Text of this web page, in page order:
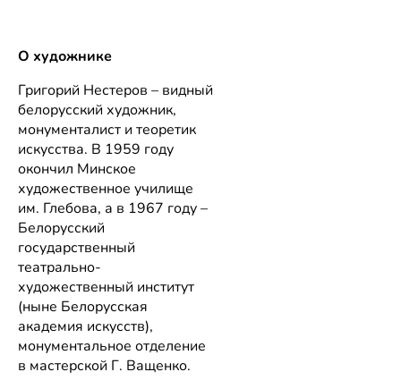
О художнике
Григорий Нестеров – видный
белорусский художник,
монументалист и теоретик
искусства. В 1959 году
окончил Минское
художественное училище
им. Глебова, а в 1967 году –
Белорусский
государственный
театрально-
художественный институт
(ныне Белорусская
академия искусств),
монументальное отделение
в мастерской Г. Ващенко.